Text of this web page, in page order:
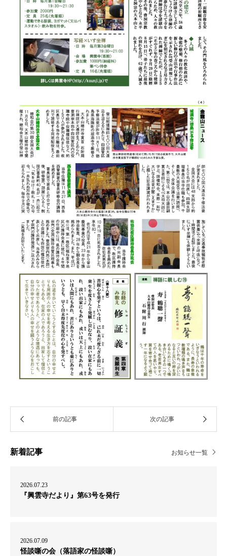
新着記事 お知らせ一覧
2026.07.23
『興雲寺だより』第63号を発行
2026.07.09
怪談噺の会（落語家の怪談噺）